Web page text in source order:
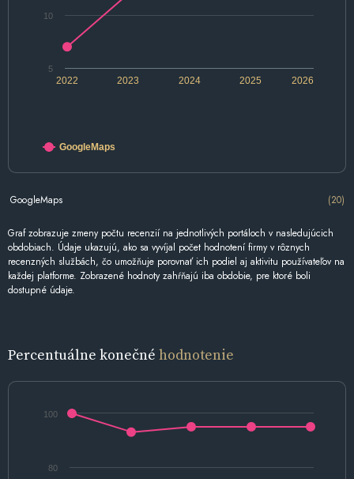
2022 2024 2026
2023 2025
10
5
GoogleMaps
GoogleMaps (20)
Graf zobrazuje zmeny počtu recenzií na jednotlivých portáloch v nasledujúcich
obdobiach. Údaje ukazujú, ako sa vyvíjal počet hodnotení firmy v rôznych
recenzných službách, čo umožňuje porovnať ich podiel aj aktivitu používateľov na
každej platforme. Zobrazené hodnoty zahŕňajú iba obdobie, pre ktoré boli
dostupné údaje.
Percentuálne konečné hodnotenie
80
100